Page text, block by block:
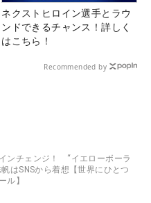
ネクストヒロイン選手とラウ
ンドできるチャンス！詳しく
はこちら！
Recommended by
ンチェンジ！ “イエローボーラ
帆はSNSから着想【世界にひとつ
ル】